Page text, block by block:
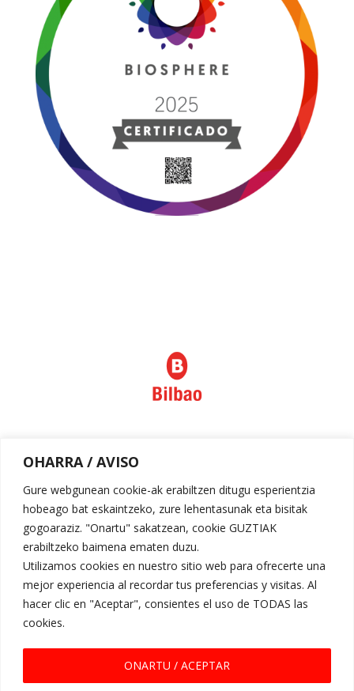
OHARRA / AVISO
Gure webgunean cookie-ak erabiltzen ditugu esperientzia
hobeago bat eskaintzeko, zure lehentasunak eta bisitak
gogoaraziz. "Onartu" sakatzean, cookie GUZTIAK
erabiltzeko baimena ematen duzu.
Utilizamos cookies en nuestro sitio web para ofrecerte una
mejor experiencia al recordar tus preferencias y visitas. Al
hacer clic en "Aceptar", consientes el uso de TODAS las
cookies.
ONARTU / ACEPTAR
Política de privacidad
Request for Proposal